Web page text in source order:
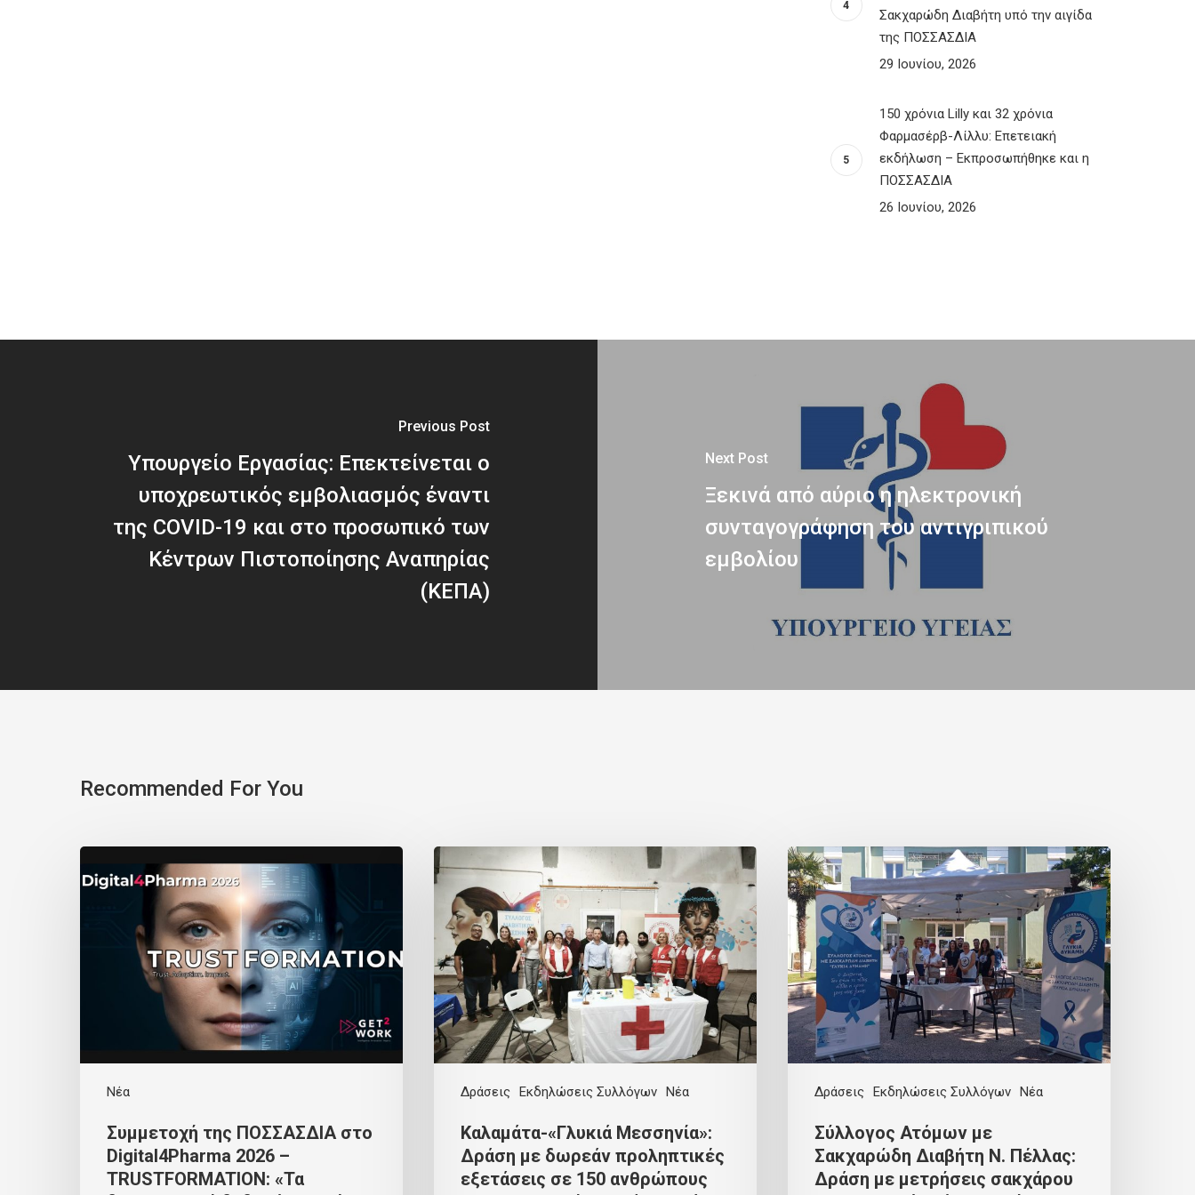
Σακχαρώδη Διαβήτη υπό την αιγίδα
της ΠΟΣΣΑΣΔΙΑ
29 Ιουνίου, 2026
150 χρόνια Lilly και 32 χρόνια
Φαρμασέρβ-Λίλλυ: Eπετειακή
εκδήλωση – Εκπροσωπήθηκε και η
ΠΟΣΣΑΣΔΙΑ
26 Ιουνίου, 2026
Previous Post
Υπουργείο Εργασίας: Επεκτείνεται ο
υποχρεωτικός εμβολιασμός έναντι
της COVID-19 και στο προσωπικό των
Κέντρων Πιστοποίησης Αναπηρίας
(ΚΕΠΑ)
Next Post
Ξεκινά από αύριο η ηλεκτρονική
συνταγογράφηση του αντιγριπικού
εμβολίου
Recommended For You
Νέα
Συμμετοχή της ΠΟΣΣΑΣΔΙΑ στο
Digital4Pharma 2026 –
TRUSTFORMATION: «Τα
Δράσεις Εκδηλώσεις Συλλόγων Νέα
Καλαμάτα-«Γλυκιά Μεσσηνία»:
Δράση με δωρεάν προληπτικές
εξετάσεις σε 150 ανθρώπους
Δράσεις Εκδηλώσεις Συλλόγων Νέα
Σύλλογος Ατόμων με
Σακχαρώδη Διαβήτη Ν. Πέλλας:
Δράση με μετρήσεις σακχάρου